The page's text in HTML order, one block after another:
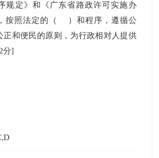
规定》和《广东省路政许可实施办
按照法定的（ ）和程序，遵循公
正和便民的原则，为行政相对人提供
分]